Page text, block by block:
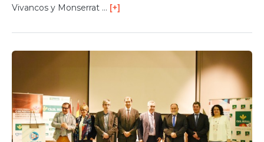
Vivancos y Monserrat … [+]